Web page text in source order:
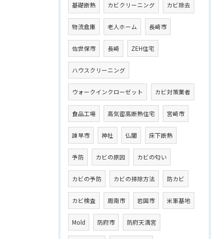
基礎断熱 カビクリーニング カビ除去
物流倉庫 老人ホーム 長崎市
佐世保市 長崎 ZEH住宅
ハウスクリーニング
ウォークインクローゼット カビ対策業者
食品工場 高気密高断熱住宅 宮崎市
諫早市 神社 仏閣 床下断熱
予防 カビの原因 カビの匂い
カビの予防 カビの掃除方法 防カビ
カビ検査 周南市 岩国市 米軍基地
Mold 防府市 防府天満宮